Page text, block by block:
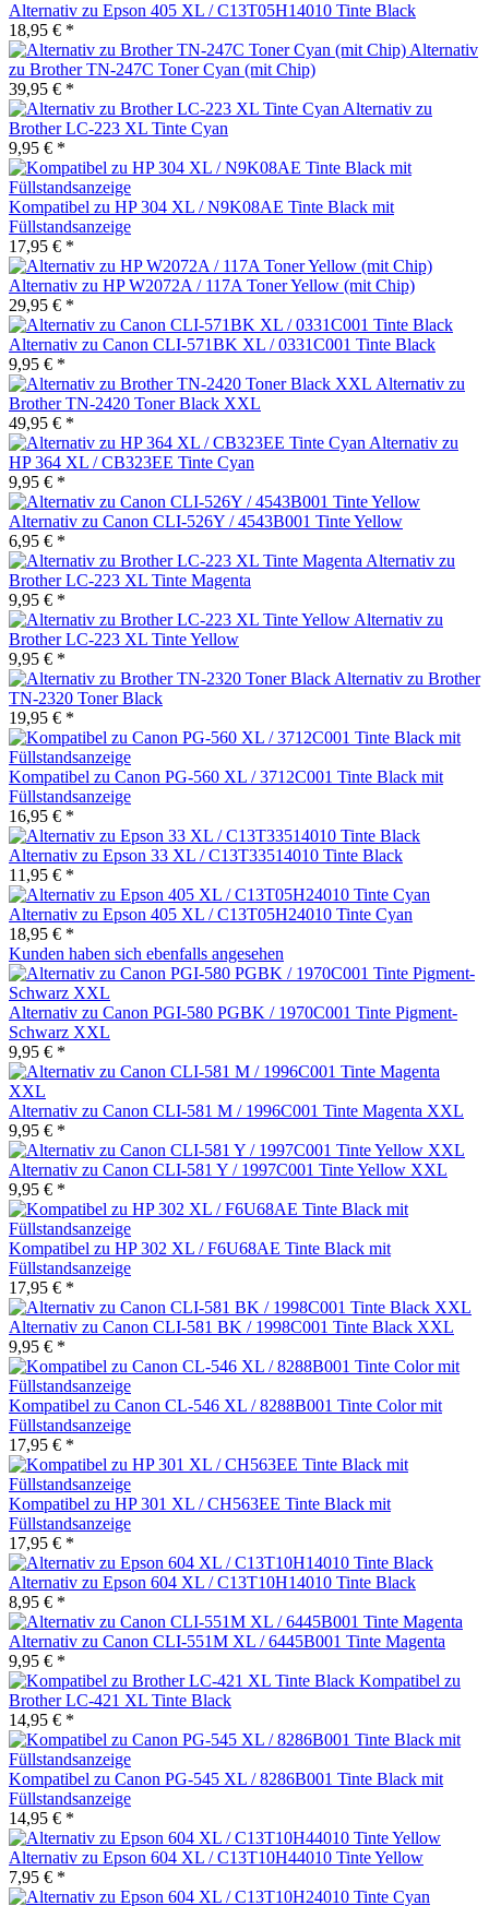
Alternativ zu Epson 405 XL / C13T05H14010 Tinte Black
18,95 € *
Alternativ
zu Brother TN-247C Toner Cyan (mit Chip)
39,95 € *
Alternativ zu
Brother LC-223 XL Tinte Cyan
9,95 € *
Kompatibel zu HP 304 XL / N9K08AE Tinte Black mit
Füllstandsanzeige
17,95 € *
Alternativ zu HP W2072A / 117A Toner Yellow (mit Chip)
29,95 € *
Alternativ zu Canon CLI-571BK XL / 0331C001 Tinte Black
9,95 € *
Alternativ zu
Brother TN-2420 Toner Black XXL
49,95 € *
Alternativ zu
HP 364 XL / CB323EE Tinte Cyan
9,95 € *
Alternativ zu Canon CLI-526Y / 4543B001 Tinte Yellow
6,95 € *
Alternativ zu
Brother LC-223 XL Tinte Magenta
9,95 € *
Alternativ zu
Brother LC-223 XL Tinte Yellow
9,95 € *
Alternativ zu Brother
TN-2320 Toner Black
19,95 € *
Kompatibel zu Canon PG-560 XL / 3712C001 Tinte Black mit
Füllstandsanzeige
16,95 € *
Alternativ zu Epson 33 XL / C13T33514010 Tinte Black
11,95 € *
Alternativ zu Epson 405 XL / C13T05H24010 Tinte Cyan
18,95 € *
Kunden haben sich ebenfalls angesehen
Alternativ zu Canon PGI-580 PGBK / 1970C001 Tinte Pigment-
Schwarz XXL
9,95 € *
Alternativ zu Canon CLI-581 M / 1996C001 Tinte Magenta XXL
9,95 € *
Alternativ zu Canon CLI-581 Y / 1997C001 Tinte Yellow XXL
9,95 € *
Kompatibel zu HP 302 XL / F6U68AE Tinte Black mit
Füllstandsanzeige
17,95 € *
Alternativ zu Canon CLI-581 BK / 1998C001 Tinte Black XXL
9,95 € *
Kompatibel zu Canon CL-546 XL / 8288B001 Tinte Color mit
Füllstandsanzeige
17,95 € *
Kompatibel zu HP 301 XL / CH563EE Tinte Black mit
Füllstandsanzeige
17,95 € *
Alternativ zu Epson 604 XL / C13T10H14010 Tinte Black
8,95 € *
Alternativ zu Canon CLI-551M XL / 6445B001 Tinte Magenta
9,95 € *
Kompatibel zu
Brother LC-421 XL Tinte Black
14,95 € *
Kompatibel zu Canon PG-545 XL / 8286B001 Tinte Black mit
Füllstandsanzeige
14,95 € *
Alternativ zu Epson 604 XL / C13T10H44010 Tinte Yellow
7,95 € *